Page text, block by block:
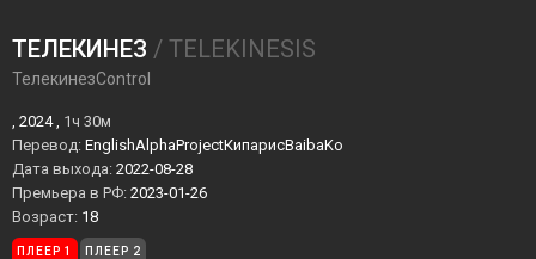
ТЕЛЕКИНЕЗ / TELEKINESIS
ТелекинезControl
, 2024 , 1ч 30м
Перевод: EnglishAlphaProjectКипарисBaibaKo
Дата выхода: 2022-08-28
Премьера в РФ: 2023-01-26
Возраст: 18
ПЛЕЕР 1 ПЛЕЕР 2